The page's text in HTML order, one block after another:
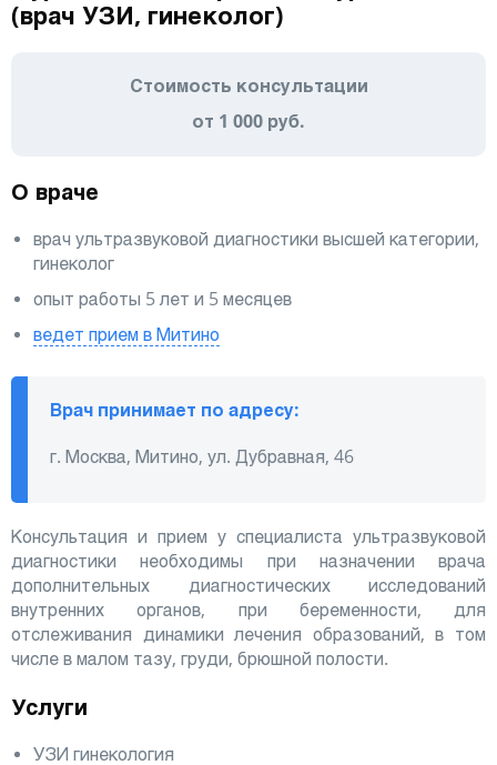
(врач УЗИ, гинеколог)
Стоимость консультации
от 1 000 руб.
О враче
врач ультразвуковой диагностики высшей категории,
гинеколог
опыт работы 5 лет и 5 месяцев
ведет прием в Митино
Врач принимает по адресу:
г. Москва, Митино, ул. Дубравная, 46
Консультация и прием у специалиста ультразвуковой
диагностики необходимы при назначении врача
дополнительных диагностических исследований
внутренних органов, при беременности, для
отслеживания динамики лечения образований, в том
числе в малом тазу, груди, брюшной полости.
Услуги
УЗИ гинекология